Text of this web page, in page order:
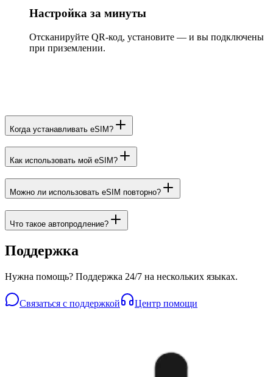
Настройка за минуты
Отсканируйте QR-код, установите — и вы подключены
при приземлении.
Когда устанавливать eSIM?
Как использовать мой eSIM?
Можно ли использовать eSIM повторно?
Что такое автопродление?
Поддержка
Нужна помощь? Поддержка 24/7 на нескольких языках.
Связаться с поддержкой Центр помощи